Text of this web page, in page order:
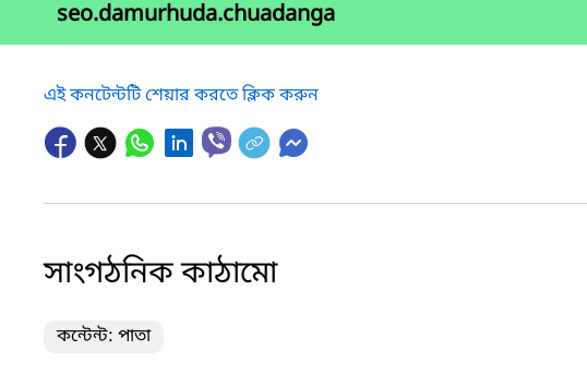
seo.damurhuda.chuadanga
এই কনটেন্টটি শেয়ার করতে ক্লিক করুন
সাংগঠনিক কাঠামো
কন্টেন্ট: পাতা